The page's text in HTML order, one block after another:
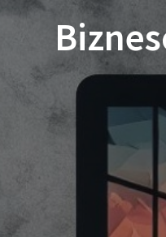
Przejdź